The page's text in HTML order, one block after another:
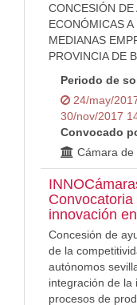
CONCESIÓN DE
ECONÓMICAS
MEDIANAS
PROVINCIA DE
Periodo de
24/may/
30/nov/2017
Convocado
Cámara de
innovación
Concesión de
de la
autónomos
integración de la
procesos de